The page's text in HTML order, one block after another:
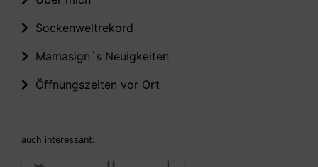
Sockenweltrekord
Mamasign´s Neuigkeiten
Öffnungszeiten vor Ort
auch interessant: